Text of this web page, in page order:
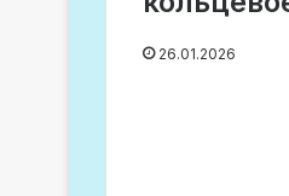
26.01.2026